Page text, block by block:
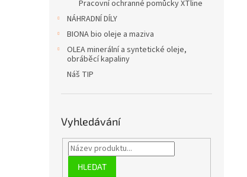
Pracovní ochranné pomůcky XTline
NÁHRADNÍ DÍLY
BIONA bio oleje a maziva
OLEA minerální a syntetické oleje,
obráběcí kapaliny
Náš TIP
Vyhledávání
HLEDAT